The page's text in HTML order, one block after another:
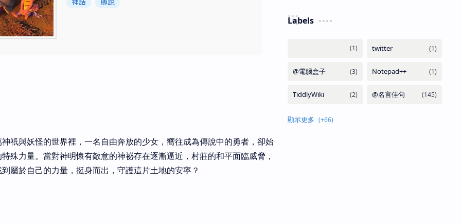
祇與妖怪的世界裡，一名自由奔放的少女，嚮往成為傳說中的勇者，卻始
殊力量。當對神明懷有敵意的神祕存在逐漸逼近，村莊的和平面臨威脅，
屬於自己的力量，挺身而出，守護這片土地的安寧？
Labels